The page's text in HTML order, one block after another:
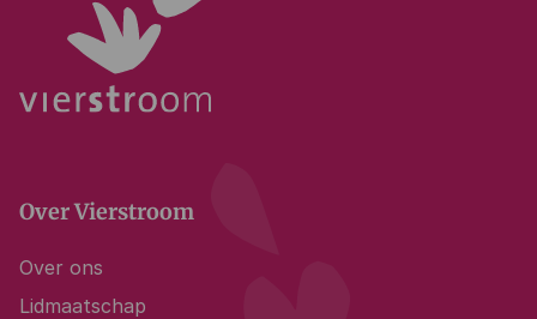
Over Vierstroom
Over ons
Lidmaatschap